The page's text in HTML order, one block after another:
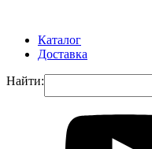
Каталог
Доставка
Найти: